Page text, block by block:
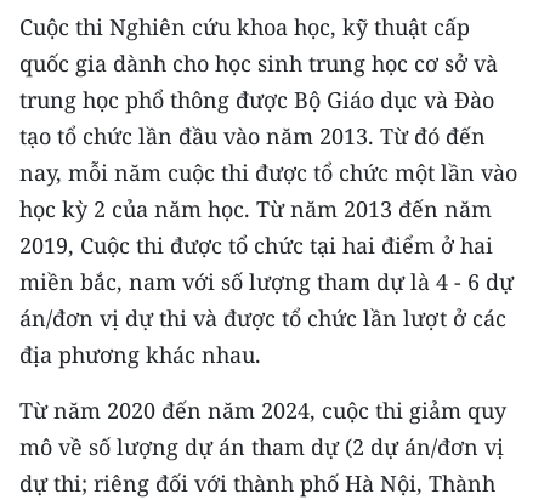
ENGLISH
中文
FRANÇAIS
РУССКИЙ
ESPAÑOL
한국어
Cuộc thi Nghiên cứu khoa học, kỹ thuật cấp
quốc gia dành cho học sinh trung học cơ sở và
trung học phổ thông được Bộ Giáo dục và Đào
tạo tổ chức lần đầu vào năm 2013. Từ đó đến
nay, mỗi năm cuộc thi được tổ chức một lần vào
học kỳ 2 của năm học. Từ năm 2013 đến năm
2019, Cuộc thi được tổ chức tại hai điểm ở hai
miền bắc, nam với số lượng tham dự là 4 - 6 dự
án/đơn vị dự thi và được tổ chức lần lượt ở các
địa phương khác nhau.
Từ năm 2020 đến năm 2024, cuộc thi giảm quy
mô về số lượng dự án tham dự (2 dự án/đơn vị
dự thi; riêng đối với thành phố Hà Nội, Thành